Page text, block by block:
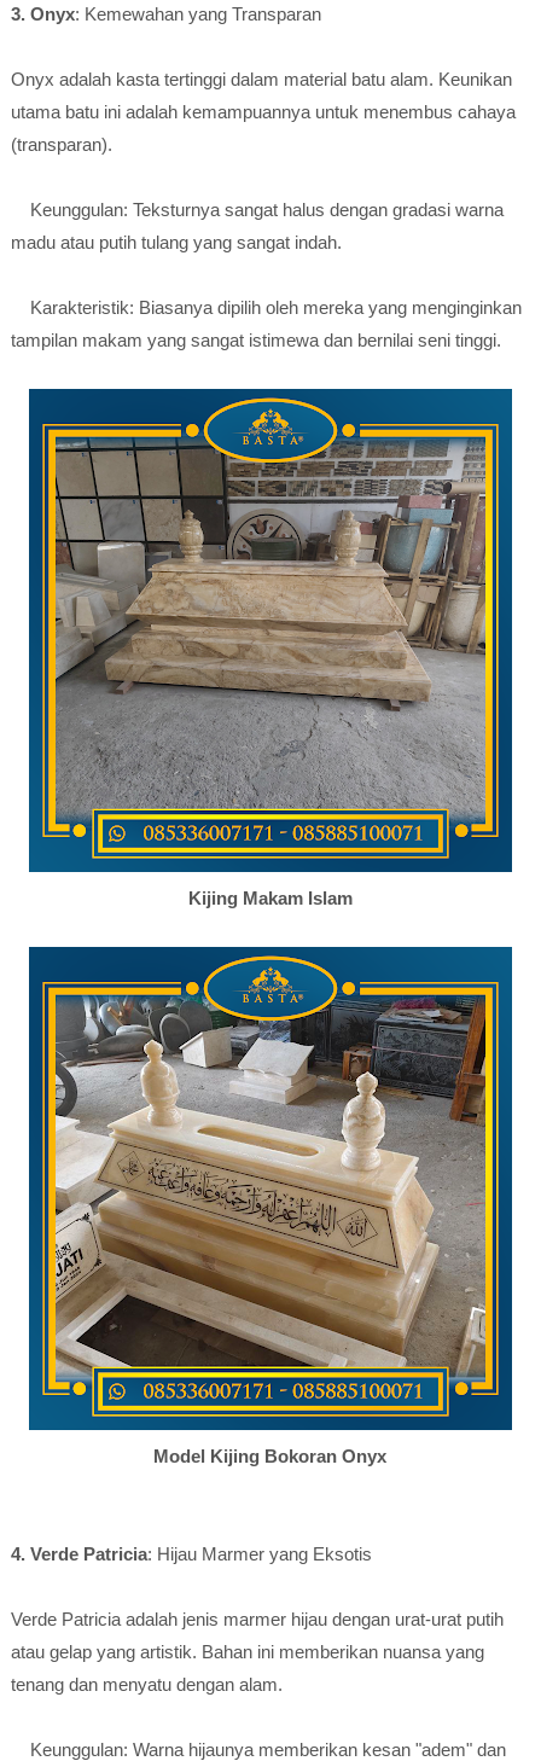
3. Onyx: Kemewahan yang Transparan
Onyx adalah kasta tertinggi dalam material batu alam. Keunikan
utama batu ini adalah kemampuannya untuk menembus cahaya
(transparan).
Keunggulan: Teksturnya sangat halus dengan gradasi warna
madu atau putih tulang yang sangat indah.
Karakteristik: Biasanya dipilih oleh mereka yang menginginkan
tampilan makam yang sangat istimewa dan bernilai seni tinggi.
Kijing Makam Islam
Model Kijing Bokoran Onyx
4. Verde Patricia: Hijau Marmer yang Eksotis
Verde Patricia adalah jenis marmer hijau dengan urat-urat putih
atau gelap yang artistik. Bahan ini memberikan nuansa yang
tenang dan menyatu dengan alam.
Keunggulan: Warna hijaunya memberikan kesan "adem" dan